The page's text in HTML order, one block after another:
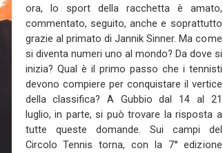
ora, lo sport della racchetta è amato,
commentato, seguito, anche e soprattutto
grazie al primato di Jannik Sinner. Ma come
si diventa numeri uno al mondo? Da dove si
inizia? Qual è il primo passo che i tennisti
devono compiere per conquistare il vertice
della classifica? A Gubbio dal 14 al 21
luglio, in parte, si può trovare la risposta a
tutte queste domande. Sui campi del
Circolo Tennis torna, con la 7° edizione